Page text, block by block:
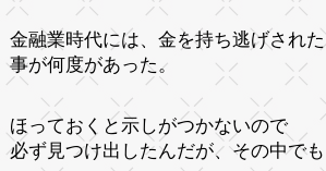
金融業時代には、金を持ち逃げされた
事が何度があった。
ほっておくと示しがつかないので
必ず見つけ出したんだが、その中でも